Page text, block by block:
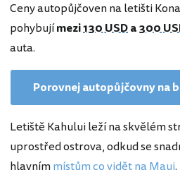
Ceny autopůjčoven na letišti
pohybujímezi130 USDa300
auta.
Porovnej autopůjčovny na
Letiště Kahului leží na skvělém
uprostřed ostrova, odkud se
hlavnímmístům co vidět na Maui.